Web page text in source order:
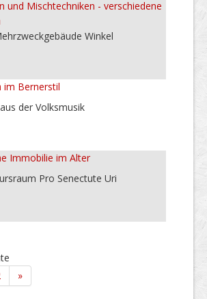
und Mischtechniken - verschiedene
Winkel
im Bernerstil
der Volksmusik
Immobilie im Alter
Pro Senectute Uri
»